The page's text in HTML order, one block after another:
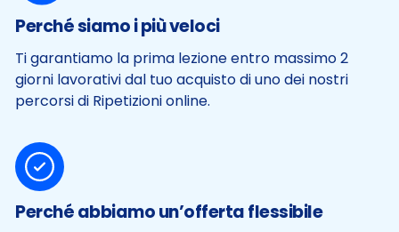
Perché siamo i più veloci
Ti garantiamo la prima lezione entro massimo 2
giorni lavorativi dal tuo acquisto di uno dei nostri
percorsi di Ripetizioni online.
Perché abbiamo un’offerta flessibile